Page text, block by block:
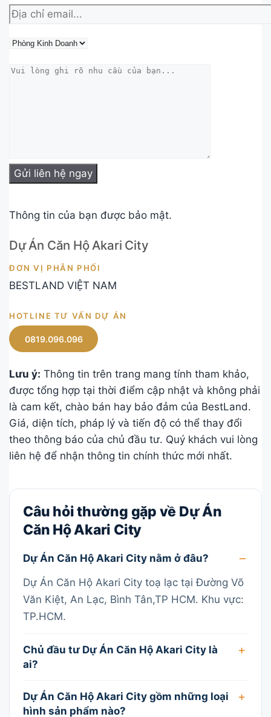
Thông tin của bạn được bảo mật.
Dự Án Căn Hộ Akari City
ĐƠN VỊ PHÂN PHỐI
BESTLAND VIỆT NAM
HOTLINE TƯ VẤN DỰ ÁN
0819.096.096
Lưu ý: Thông tin trên trang mang tính tham khảo,
được tổng hợp tại thời điểm cập nhật và không phải
là cam kết, chào bán hay bảo đảm của BestLand.
Giá, diện tích, pháp lý và tiến độ có thể thay đổi
theo thông báo của chủ đầu tư. Quý khách vui lòng
liên hệ để nhận thông tin chính thức mới nhất.
Câu hỏi thường gặp về Dự Án
Căn Hộ Akari City
Dự Án Căn Hộ Akari City nằm ở đâu?
Dự Án Căn Hộ Akari City toạ lạc tại Đường Võ
Văn Kiệt, An Lạc, Bình Tân,TP HCM. Khu vực:
TP.HCM.
Chủ đầu tư Dự Án Căn Hộ Akari City là
ai?
Dự Án Căn Hộ Akari City gồm những loại
hình sản phẩm nào?